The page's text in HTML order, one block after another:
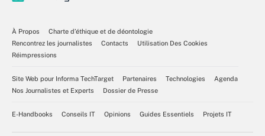
À Propos
Charte d’éthique et de déontologie
Rencontrez les journalistes
Contacts
Utilisation Des Cookies
Réimpressions
Site Web pour Informa TechTarget Partenaires Technologies
Agenda
Nos Journalistes et Experts
Dossier de Presse
E-Handbooks Conseils IT Opinions Guides Essentiels Projets IT